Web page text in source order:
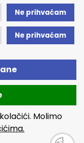
Ne prihvaćam
Ne prihvaćam
Molimo